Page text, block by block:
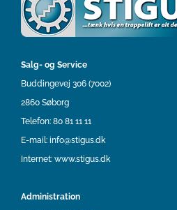
Salg- og Service
Buddingevej 306 (7002)
2860 Søborg
Telefon: 80 81 11 11
E-mail: info@stigus.dk
Internet: www.stigus.dk
Administration